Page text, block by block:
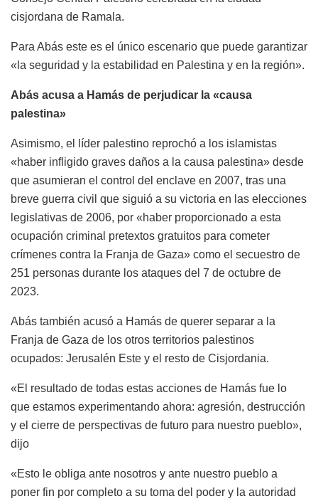
cisjordana de Ramala.
Para Abás este es el único escenario que puede garantizar
«la seguridad y la estabilidad en Palestina y en la región».
Abás acusa a Hamás de perjudicar la «causa
palestina»
Asimismo, el líder palestino reprochó a los islamistas
«haber infligido graves daños a la causa palestina» desde
que asumieran el control del enclave en 2007, tras una
breve guerra civil que siguió a su victoria en las elecciones
legislativas de 2006, por «haber proporcionado a esta
ocupación criminal pretextos gratuitos para cometer
crímenes contra la Franja de Gaza» como el secuestro de
251 personas durante los ataques del 7 de octubre de
2023.
Abás también acusó a Hamás de querer separar a la
Franja de Gaza de los otros territorios palestinos
ocupados: Jerusalén Este y el resto de Cisjordania.
«El resultado de todas estas acciones de Hamás fue lo
que estamos experimentando ahora: agresión, destrucción
y el cierre de perspectivas de futuro para nuestro pueblo»,
dijo
«Esto le obliga ante nosotros y ante nuestro pueblo a
poner fin por completo a su toma del poder y la autoridad